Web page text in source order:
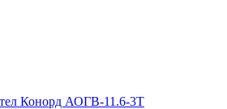
Конорд АОГВ-11.6-3Т